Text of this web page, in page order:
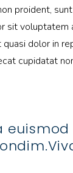
proident,
sit voluptatem
dolor in
cupidatat